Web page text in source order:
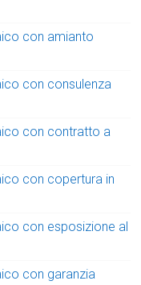
con amianto
con consulenza
con contratto a
con copertura in
con esposizione al
con garanzia